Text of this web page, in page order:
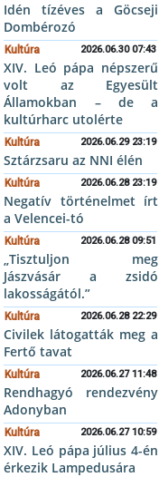
Idén tízéves a Göcseji
Dombérozó
Kultúra 2026.06.30 07:43
XIV. Leó pápa népszerű
volt az Egyesült
Államokban – de a
kultúrharc utolérte
Kultúra 2026.06.29 23:19
Sztárzsaru az NNI élén
Kultúra 2026.06.28 23:19
Negatív történelmet írt
a Velencei-tó
Kultúra 2026.06.28 09:51
„Tisztuljon meg
Jászvásár a zsidó
lakosságától.”
Kultúra 2026.06.28 22:29
Civilek látogatták meg a
Fertő tavat
Kultúra 2026.06.27 11:48
Rendhagyó rendezvény
Adonyban
Kultúra 2026.06.27 10:59
XIV. Leó pápa július 4-én
érkezik Lampedusára